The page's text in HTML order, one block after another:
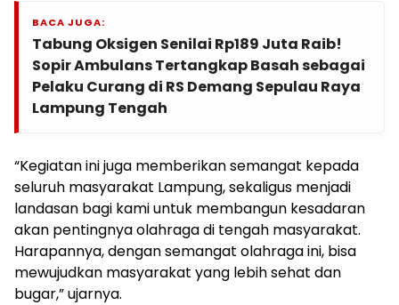
BACA JUGA:
Tabung Oksigen Senilai Rp189 Juta Raib!
Sopir Ambulans Tertangkap Basah sebagai
Pelaku Curang di RS Demang Sepulau Raya
Lampung Tengah
“Kegiatan ini juga memberikan semangat kepada
seluruh masyarakat Lampung, sekaligus menjadi
landasan bagi kami untuk membangun kesadaran
akan pentingnya olahraga di tengah masyarakat.
Harapannya, dengan semangat olahraga ini, bisa
mewujudkan masyarakat yang lebih sehat dan
bugar,” ujarnya.